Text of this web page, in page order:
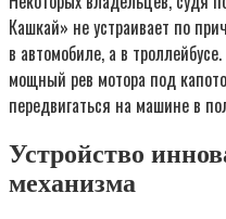
Кашкай» не устраивает по
в автомобиле, а в
мощный рев мотора под
передвигаться на машине в
Устройство
механизма